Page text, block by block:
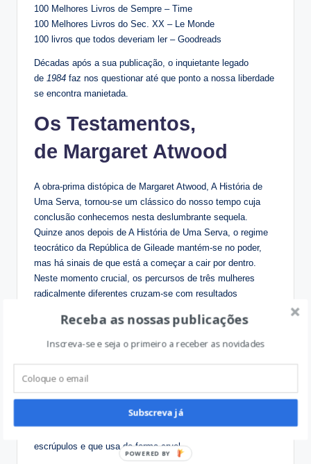
100 Melhores Livros de Sempre – Time
100 Melhores Livros do Sec. XX – Le Monde
100 livros que todos deveriam ler – Goodreads
Décadas após a sua publicação, o inquietante legado
de 1984 faz nos questionar até que ponto a nossa liberdade
se encontra manietada.
Os Testamentos,
de Margaret Atwood
A obra-prima distópica de Margaret Atwood, A História de
Uma Serva, tornou-se um clássico do nosso tempo cuja
conclusão conhecemos nesta deslumbrante sequela.
Quinze anos depois de A História de Uma Serva, o regime
teocrático da República de Gileade mantém-se no poder,
mas há sinais de que está a começar a cair por dentro.
Neste momento crucial, os percursos de três mulheres
radicalmente diferentes cruzam-se com resultados
territórios, separadas por uma fronteira: uma, a filha
privilegiada de um Comandante de alta patente, em Gileade,
destas duas jovens, saídas da primeira geração que
cresceu sob a nova ordem, junta-se a voz de uma terceira,
uma mulher que é um dos carrascos do regime de Gileade,
escrúpulos e que usa de forma cruel.
Receba as nossas publicações
Inscreva-se e seja o primeiro a receber as novidades
Subscreva já